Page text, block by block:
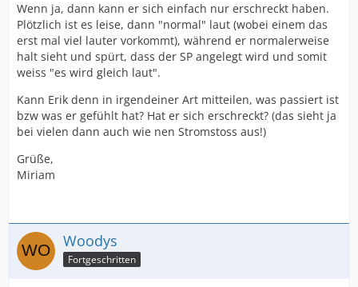
Wenn ja, dann kann er sich einfach nur erschreckt haben.
Plötzlich ist es leise, dann "normal" laut (wobei einem das
erst mal viel lauter vorkommt), während er normalerweise
halt sieht und spürt, dass der SP angelegt wird und somit
weiss "es wird gleich laut".
Kann Erik denn in irgendeiner Art mitteilen, was passiert ist
bzw was er gefühlt hat? Hat er sich erschreckt? (das sieht ja
bei vielen dann auch wie nen Stromstoss aus!)
Grüße,
Miriam
Woodys
Fortgeschritten